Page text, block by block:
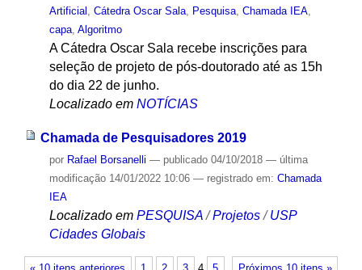
Artificial Cátedra Oscar Sala, Pesquisa, Chamada IEA,
capa, Algoritmo
A Cátedra Oscar Sala recebe inscrições para
seleção de projeto de pós-doutorado até as 15h
do dia 22 de junho.
Localizado em NOTÍCIAS
Chamada de Pesquisadores 2019
por Rafael Borsanelli — publicado04/10/2018 — última
modificação14/01/2022 10:06 — registrado em: Chamada
IEA
Localizado em PESQUISA /Projetos/USP
Cidades Globais